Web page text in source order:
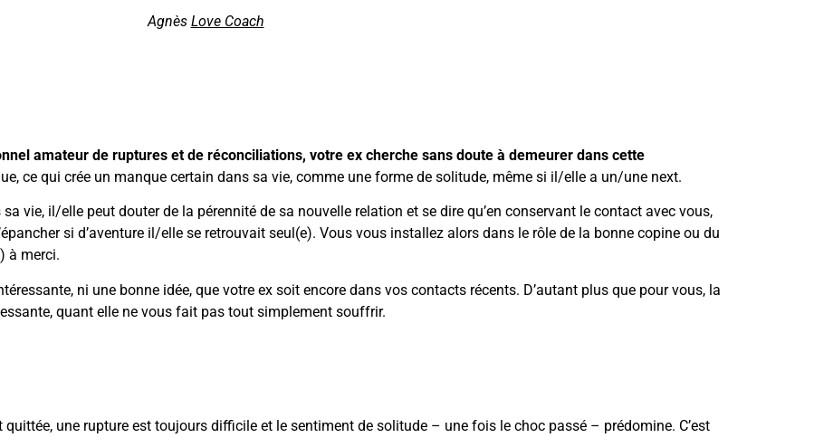
Agnès Love Coach
amateur de ruptures et de réconciliations, votre ex cherche sans doute à demeurer dans cette
ce qui crée un manque certain dans sa vie, comme une forme de solitude, même si il/elle a un/une next.
vie, il/elle peut douter de la pérennité de sa nouvelle relation et se dire qu’en conservant le contact avec vous,
si d’aventure il/elle se retrouvait seul(e). Vous vous installez alors dans le rôle de la bonne copine ou du
à merci.
ni une bonne idée, que votre ex soit encore dans vos contacts récents. D’autant plus que pour vous, la
quant elle ne vous fait pas tout simplement souffrir.
une rupture est toujours difficile et le sentiment de solitude – une fois le choc passé – prédomine. C’est